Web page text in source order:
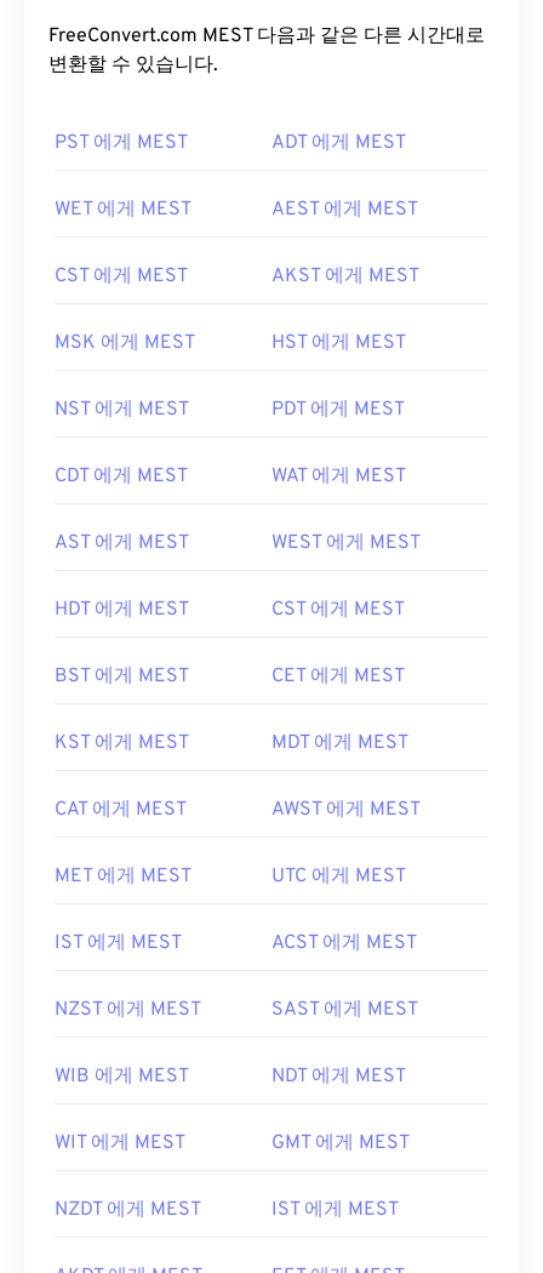
FreeConvert.com MEST 다음과 같은 다른 시간대로
변환할 수 있습니다.
PST 에게 MEST ADT 에게 MEST
WET 에게 MEST AEST 에게 MEST
CST 에게 MEST AKST 에게 MEST
MSK 에게 MEST HST 에게 MEST
NST 에게 MEST PDT 에게 MEST
CDT 에게 MEST WAT 에게 MEST
AST 에게 MEST WEST 에게 MEST
HDT 에게 MEST CST 에게 MEST
BST 에게 MEST CET 에게 MEST
KST 에게 MEST MDT 에게 MEST
CAT 에게 MEST AWST 에게 MEST
MET 에게 MEST UTC 에게 MEST
IST 에게 MEST ACST 에게 MEST
NZST 에게 MEST SAST 에게 MEST
WIB 에게 MEST NDT 에게 MEST
WIT 에게 MEST GMT 에게 MEST
NZDT 에게 MEST IST 에게 MEST